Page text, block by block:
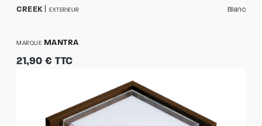
CREEK EXTERIEUR Blanc
MARQUE MANTRA
21,90 € TTC